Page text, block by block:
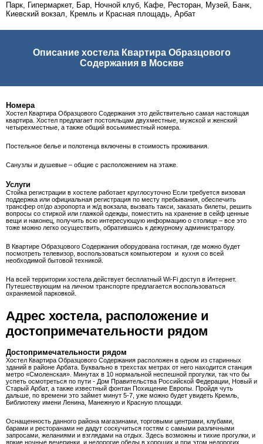
Парк, Гипермаркет, Бар, Ночной клуб, Кафе, Ресторан, Музей, Банк,
Киевский вокзал, Кремль и Красная площадь, Арбат
Описание хостела Квартира Образцового
Содержания в Москве
Номера
Хостел Квартира Образцового Содержания это действительно самая настоящая
квартира. Хостел предлагает постояльцам двухместные, мужской и женский
четырехместные, а также общий восьмиместный номера.
Постельное белье и полотенца включены в стоимость проживания.
Санузлы и душевые – общие с расположением на этаже.
Услуги
Стойка регистрации в хостеле работает круглосуточно Если требуется визовая
поддержка или официальная регистрация по месту пребывания, обеспечить
трансфер от/до аэропорта и ж/д вокзала, вызвать такси, заказать билеты, решить
вопросы со стиркой или глажкой одежды, поместить на хранение в сейф ценные
вещи и наконец, получить всю интересующую информацию о столице – все это
тоже можно легко осуществить, обратившись к дежурному администратору.
В Квартире Образцового Содержания оборудована гостиная, где можно будет
посмотреть телевизор, воспользоваться компьютером и кухня со всей
необходимой бытовой техникой.
На всей территории хостела действует бесплатный Wi-Fi доступ в Интернет.
Путешествующим на личном транспорте предлагается воспользоваться
охраняемой парковкой.
Адрес хостела, расположение и
достопримечательности рядом
Достопримечательности рядом
Хостел Квартира Образцового Содержания расположен в одном из старинных
зданий в районе Арбата. Буквально в трехстах метрах от него находится станция
метро «Смоленская». Минутах в 10 нормальной неспешной прогулки, так что бы
успеть осмотреться по пути - Дом Правительства Российской Федерации, Новый и
Старый Арбат, а также известный фонтан Похищение Европы. Пройдя чуть
дальше, по времени это займет минут 5-7, уже можно будет увидеть Кремль,
Библиотеку имени Ленина, Манежную и Красную площади.
Оснащенность данного района магазинами, торговыми центрами, клубами,
барами и ресторанами не дадут соскучиться гостям с самыми различными
запросами, желаниями и взглядами на отдых. Здесь возможны и тихие прогулки, и
яркие ночные вечеринки, и недорогие обеды в хороших и при этом недорогих